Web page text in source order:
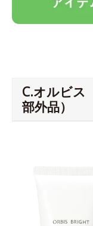
C.オルビ
部外品）